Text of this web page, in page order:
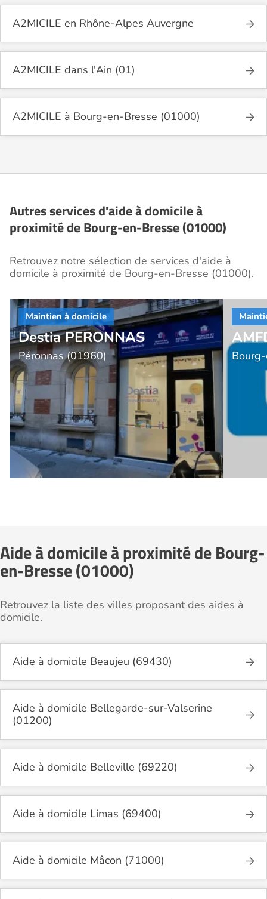
A2MICILE en Rhône-Alpes Auvergne
A2MICILE dans l'Ain (01)
A2MICILE à Bourg-en-Bresse (01000)
Autres services d'aide à domicile à
proximité de Bourg-en-Bresse (01000)
Retrouvez notre sélection de services d'aide à
domicile à proximité de Bourg-en-Bresse (01000).
Destia PERONNAS
Péronnas (01960)
Aide à domicile à proximité de Bourg-
en-Bresse (01000)
Retrouvez la liste des villes proposant des aides à
domicile.
Aide à domicile Beaujeu (69430)
Aide à domicile Bellegarde-sur-Valserine
(01200)
Aide à domicile Belleville (69220)
Aide à domicile Limas (69400)
Aide à domicile Mâcon (71000)